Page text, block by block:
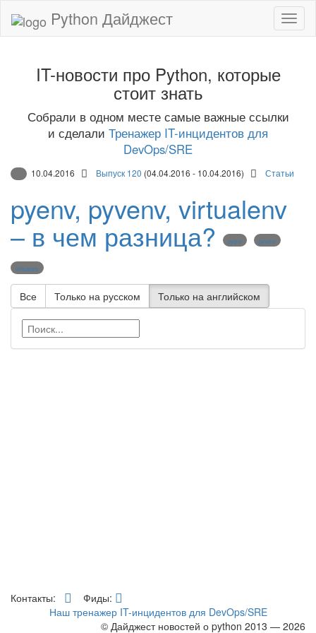
Python Дайджест
IT-новости про Python, которые
стоит знать
Собрали в одном месте самые важные ссылки
и сделали Тренажер IT-инцидентов для
DevOps/SRE
10.04.2016 Выпуск 120 (04.04.2016 - 10.04.2016) Статьи
pyenv, pyvenv, virtualenv
– в чем разница? pyenv pyvenv
virtualenv
Все Только на русском Только на английском
Контакты:
Фиды:
Наш тренажер IT-инцидентов для DevOps/SRE
© Дайджест новостей о python 2013 — 2026